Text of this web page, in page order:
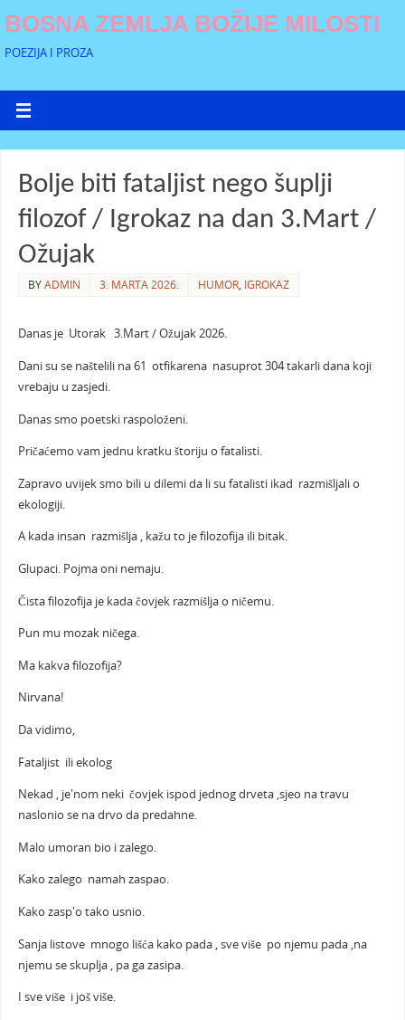
BOSNA ZEMLJA BOŽIJE MILOSTI
POEZIJA I PROZA
Bolje biti fataljist nego šuplji
filozof / Igrokaz na dan 3.Mart /
Ožujak
BYADMIN 3. MARTA 2026. HUMOR, IGROKAZ
Danas je Utorak 3.Mart / Ožujak 2026.
Dani su se naštelili na 61 otfikarena nasuprot 304 takarli dana koji
vrebaju u zasjedi.
Danas smo poetski raspoloženi.
Pričaćemo vam jednu kratku štoriju o fatalisti.
Zapravo uvijek smo bili u dilemi da li su fatalisti ikad razmišljali o
ekologiji.
A kada insan razmišlja , kažu to je filozofija ili bitak.
Glupaci. Pojma oni nemaju.
Čista filozofija je kada čovjek razmišlja o ničemu.
Pun mu mozak ničega.
Ma kakva filozofija?
Nirvana!
Da vidimo,
Fataljist ili ekolog
Nekad , je'nom neki čovjek ispod jednog drveta ,sjeo na travu
naslonio se na drvo da predahne.
Malo umoran bio i zalego.
Kako zalego namah zaspao.
Kako zasp'o tako usnio.
Sanja listove mnogo lišća kako pada , sve više po njemu pada ,na
njemu se skuplja , pa ga zasipa.
I sve više i još više.